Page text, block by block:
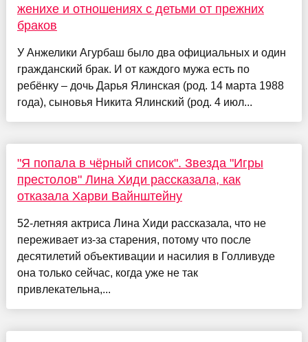
женихе и отношениях с детьми от прежних
браков
У Анжелики Агурбаш было два официальных и один
гражданский брак. И от каждого мужа есть по
ребёнку – дочь Дарья Ялинская (род. 14 марта 1988
года), сыновья Никита Ялинский (род. 4 июл...
"Я попала в чёрный список". Звезда "Игры
престолов" Лина Хиди рассказала, как
отказала Харви Вайнштейну
52-летняя актриса Лина Хиди рассказала, что не
переживает из-за старения, потому что после
десятилетий объективации и насилия в Голливуде
она только сейчас, когда уже не так
привлекательна,...